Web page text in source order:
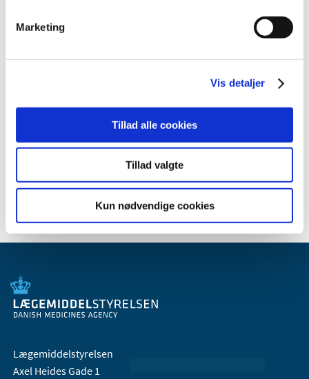
Marketing
Vis detaljer
Tillad alle cookies
Tillad valgte
Kun nødvendige cookies
2013 (49)
2009 (14)
2007 (3)
2005 (2)
Lægemiddelstyrelsen
Axel Heides Gade 1